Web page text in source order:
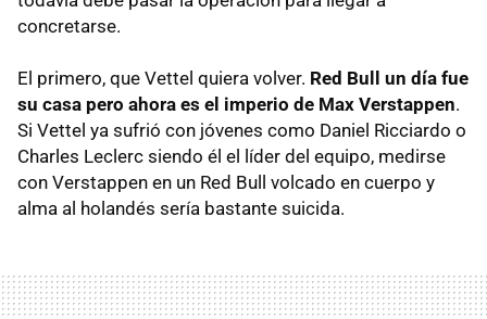
concretarse.
El primero, que Vettel quiera volver. Red Bull un día fue
su casa pero ahora es el imperio de Max Verstappen.
Si Vettel ya sufrió con jóvenes como Daniel Ricciardo o
Charles Leclerc siendo él el líder del equipo, medirse
con Verstappen en un Red Bull volcado en cuerpo y
alma al holandés sería bastante suicida.